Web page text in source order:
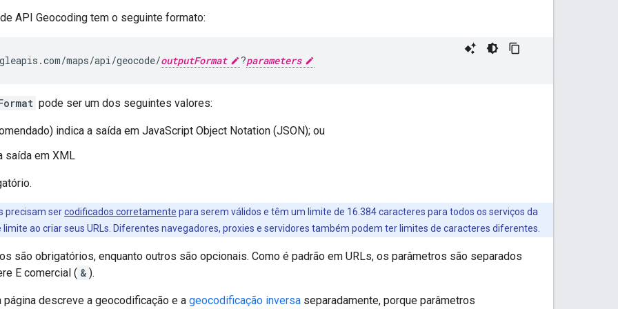
API Geocoding tem o seguinte formato:
maps/api/geocode/outputFormat ?parameters
pode ser um dos seguintes valores:
indica a saída em JavaScript Object Notation (JSON); ou
saída em XML
precisam sercodificados corretamente para serem válidos e têm um limite de 16.384 caracteres para todos os serviços da
limite ao criar seus URLs. Diferentes navegadores, proxies e servidores também podem ter limites de caracteres diferentes.
são obrigatórios, enquanto outros são opcionais. Como é padrão em URLs, os parâmetros são separados
E comercial ( & ).
descreve a geocodificação e a geocodificação inversa separadamente, porque parâmetros